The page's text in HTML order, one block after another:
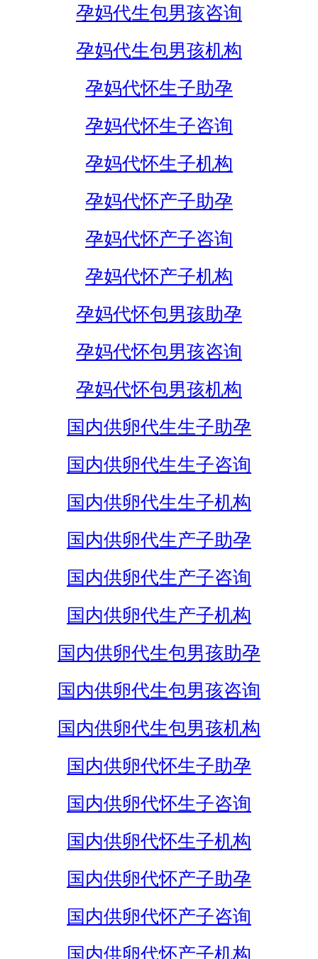
孕妈代生包男孩咨询
孕妈代生包男孩机构
孕妈代怀生子助孕
孕妈代怀生子咨询
孕妈代怀生子机构
孕妈代怀产子助孕
孕妈代怀产子咨询
孕妈代怀产子机构
孕妈代怀包男孩助孕
孕妈代怀包男孩咨询
孕妈代怀包男孩机构
国内供卵代生生子助孕
国内供卵代生生子咨询
国内供卵代生生子机构
国内供卵代生产子助孕
国内供卵代生产子咨询
国内供卵代生产子机构
国内供卵代生包男孩助孕
国内供卵代生包男孩咨询
国内供卵代生包男孩机构
国内供卵代怀生子助孕
国内供卵代怀生子咨询
国内供卵代怀生子机构
国内供卵代怀产子助孕
国内供卵代怀产子咨询
国内供卵代怀产子机构